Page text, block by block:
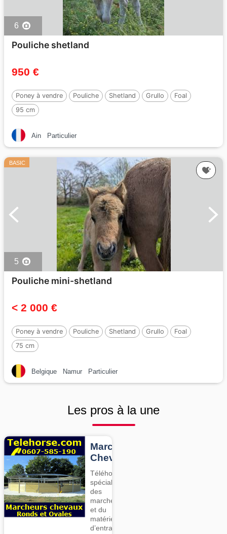
6
Pouliche shetland
950 €
Poney à vendre Pouliche Shetland Grullo
Foal
95 cm
Ain Particulier
BASIC
5
Pouliche mini-shetland
< 2 000 €
Poney à vendre Pouliche Shetland Grullo
Foal
75 cm
Belgique Namur Particulier
Les pros à la une
Marcheurs
Chevaux
Téléhorse,
spécialiste
des
marcheurs
et du
matériel
d’entrainement